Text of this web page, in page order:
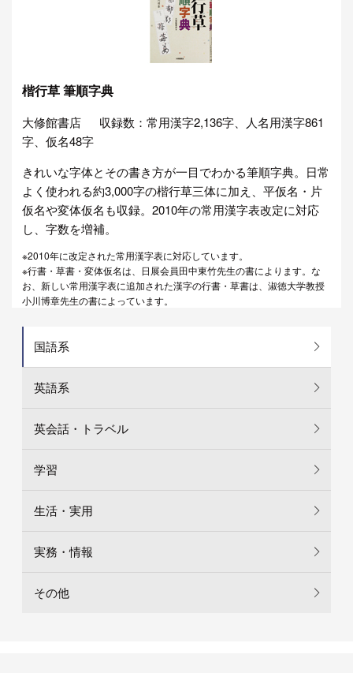
楷行草 筆順字典
大修館書店
収録数：常用漢字2,136字、人名用漢字861
字、仮名48字
きれいな字体とその書き方が一目でわかる筆順字典。日常
よく使われる約3,000字の楷行草三体に加え、平仮名・片
仮名や変体仮名も収録。2010年の常用漢字表改定に対応
し、字数を増補。
※2010年に改定された常用漢字表に対応しています。
※行書・草書・変体仮名は、日展会員田中東竹先生の書によります。な
お、新しい常用漢字表に追加された漢字の行書・草書は、淑徳大学教授
小川博章先生の書によっています。
国語系
英語系
英会話・トラベル
学習
生活・実用
実務・情報
その他